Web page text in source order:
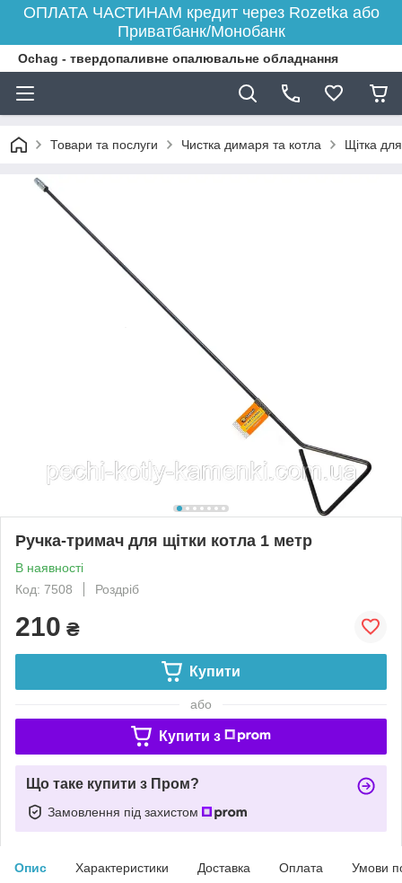
ОПЛАТА ЧАСТИНАМ кредит через Rozetka або
Приватбанк/Монобанк
Ochag - твердопаливне опалювальне обладнання
Товари та послуги Чистка димаря та котла Щітка
Ручка-тримач для щітки котла 1 метр
В наявності
Код: 7508
Роздріб
210 ₴
Купити
або
Купити з
Що таке купити з Пром?
Замовлення під захистом
Опис Характеристики Доставка Оплата Умови